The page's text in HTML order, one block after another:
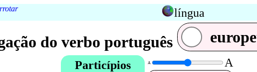
língua
do verbo português
Particípios A A